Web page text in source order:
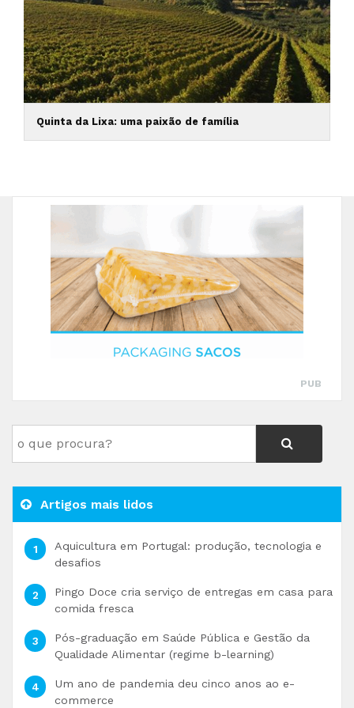
Quinta da Lixa: uma paixão de família
PUB
Artigos mais lidos
Aquicultura em Portugal: produção, tecnologia e
desafios
Pingo Doce cria serviço de entregas em casa para
comida fresca
Pós-graduação em Saúde Pública e Gestão da
Qualidade Alimentar (regime b-learning)
Um ano de pandemia deu cinco anos ao e-
commerce